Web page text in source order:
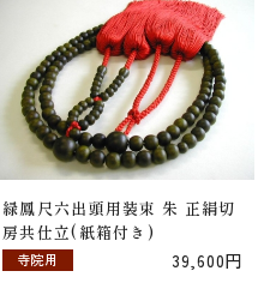
緑鳳尺六出頭用装束 朱 正絹切
房共仕立(紙箱付き)
39,600円
寺院用